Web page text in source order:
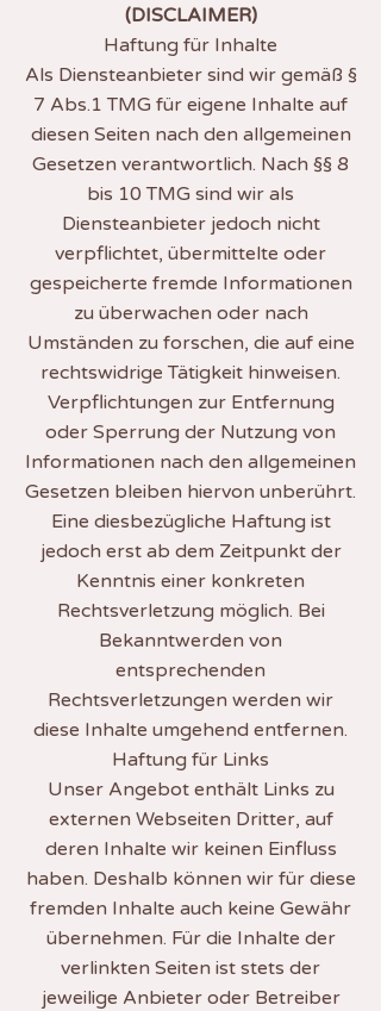
(DISCLAIMER)
Haftung für Inhalte
Als Diensteanbieter sind wir gemäß §
7 Abs.1 TMG für eigene Inhalte auf
diesen Seiten nach den allgemeinen
Gesetzen verantwortlich. Nach §§ 8
bis 10 TMG sind wir als
Diensteanbieter jedoch nicht
verpflichtet, übermittelte oder
gespeicherte fremde Informationen
zu überwachen oder nach
Umständen zu forschen, die auf eine
rechtswidrige Tätigkeit hinweisen.
Verpflichtungen zur Entfernung
oder Sperrung der Nutzung von
Informationen nach den allgemeinen
Gesetzen bleiben hiervon unberührt.
Eine diesbezügliche Haftung ist
jedoch erst ab dem Zeitpunkt der
Kenntnis einer konkreten
Rechtsverletzung möglich. Bei
Bekanntwerden von
entsprechenden
Rechtsverletzungen werden wir
diese Inhalte umgehend entfernen.
Haftung für Links
Unser Angebot enthält Links zu
externen Webseiten Dritter, auf
deren Inhalte wir keinen Einfluss
haben. Deshalb können wir für diese
fremden Inhalte auch keine Gewähr
übernehmen. Für die Inhalte der
verlinkten Seiten ist stets der
jeweilige Anbieter oder Betreiber